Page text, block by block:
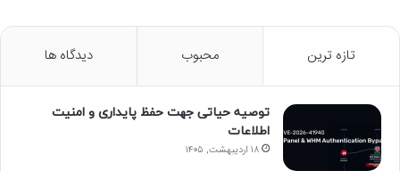
س
ب
ک
د
ا
د
پ
ر
س
س
ت
ر
ا
س
گ
و
تازه ترین محبوب دیدگاه ها
توصیه حیاتی جهت حفظ پایداری و امنیت
اطلاعات
۱۸ اردیبهشت, ۱۴۰۵